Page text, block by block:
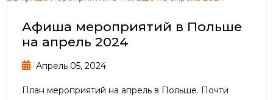
Афиша мероприятий в Польше
на апрель 2024
Апрель 05, 2024
План мероприятий на апрель в Польше. Почти